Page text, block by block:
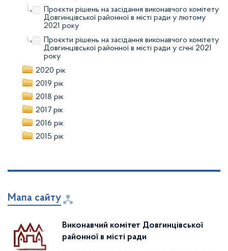
Проєкти рішень на засідання виконавчого комітету
Довгинцівської районної в місті ради у лютому
2021 року
Проєкти рішень на засідання виконавчого комітету
Довгинцівської районної в місті ради у січні 2021
року
2020 рік
2019 рік
2018 рік
2017 рік
2016 рік
2015 рік
Мапа сайту
Виконавчий комітет Довгинцівської
районної в місті ради